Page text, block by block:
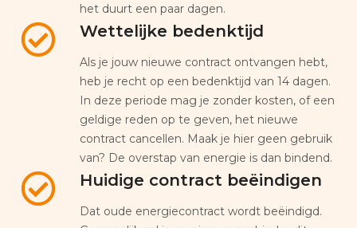
het duurt een paar dagen.
Wettelijke bedenktijd
Als je jouw nieuwe contract ontvangen hebt,
heb je recht op een bedenktijd van 14 dagen.
In deze periode mag je zonder kosten, of een
geldige reden op te geven, het nieuwe
contract cancellen. Maak je hier geen gebruik
van? De overstap van energie is dan bindend.
Huidige contract beëindigen
Dat oude energiecontract wordt beëindigd.